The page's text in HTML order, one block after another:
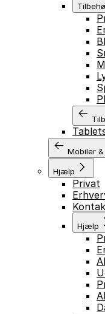
Mobiler
Hjælp
Privat
Hjælp